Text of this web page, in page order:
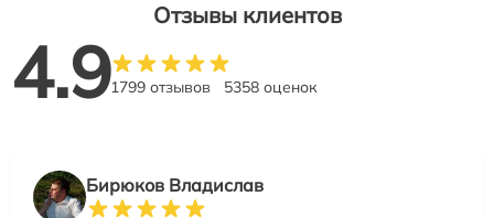
Отзывы клиентов
4.91799 отзывов 5358 оценок
Бирюков Владислав